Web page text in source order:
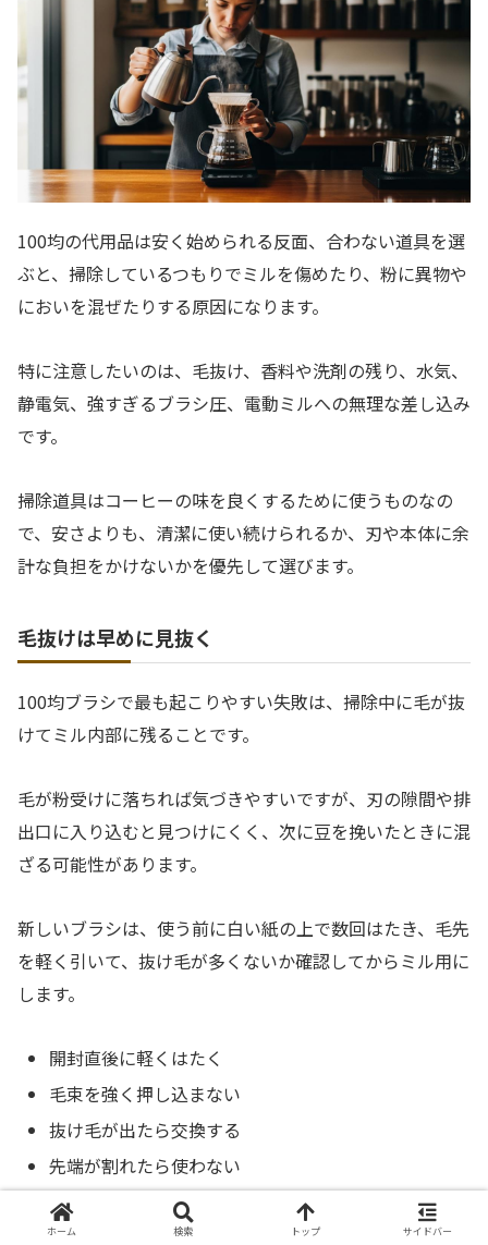
100均の代用品は安く始められる反面、合わない道具を選
ぶと、掃除しているつもりでミルを傷めたり、粉に異物や
においを混ぜたりする原因になります。
特に注意したいのは、毛抜け、香料や洗剤の残り、水気、
静電気、強すぎるブラシ圧、電動ミルへの無理な差し込み
です。
掃除道具はコーヒーの味を良くするために使うものなの
で、安さよりも、清潔に使い続けられるか、刃や本体に余
計な負担をかけないかを優先して選びます。
毛抜けは早めに見抜く
100均ブラシで最も起こりやすい失敗は、掃除中に毛が抜
けてミル内部に残ることです。
毛が粉受けに落ちれば気づきやすいですが、刃の隙間や排
出口に入り込むと見つけにくく、次に豆を挽いたときに混
ざる可能性があります。
新しいブラシは、使う前に白い紙の上で数回はたき、毛先
を軽く引いて、抜け毛が多くないか確認してからミル用に
します。
開封直後に軽くはたく
毛束を強く押し込まない
抜け毛が出たら交換する
先端が割れたら使わない
保管時に毛先を曲げない
ホーム 検索 トップ サイドバー